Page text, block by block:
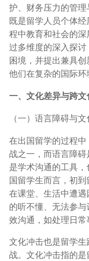
护、财务压力的管
既是留学人员个体
程中教育和社会的
过多维度的深入探
困境，并提出兼具
他们在复杂的国际环
一、文化差异与跨文
（一）语言障碍与
在出国留学的过程
战之一，而语言障
是学术沟通的工具
国留学生而言，初
在课堂、生活中遭
的听不懂、无法参
效沟通，如处理日常
文化冲击也是留学
战。文化冲击指的